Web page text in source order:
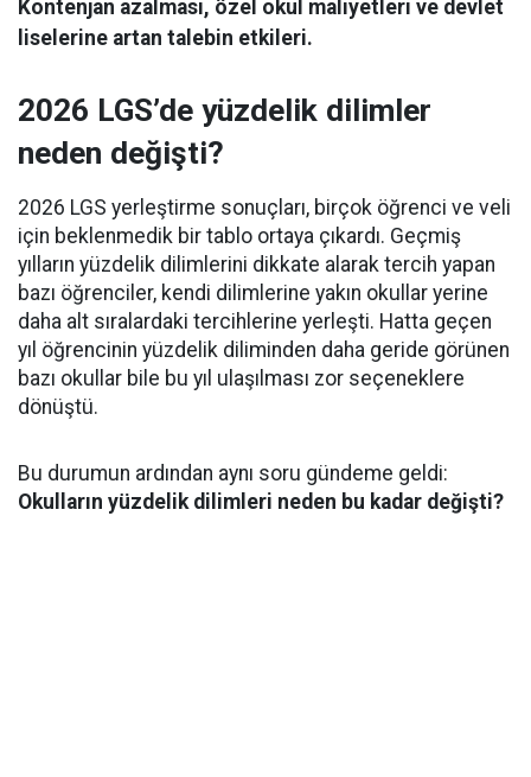
Kontenjan azalması, özel okul maliyetleri ve devlet
liselerine artan talebin etkileri.
2026 LGS’de yüzdelik dilimler
neden değişti?
2026 LGS yerleştirme sonuçları, birçok öğrenci ve veli
için beklenmedik bir tablo ortaya çıkardı. Geçmiş
yılların yüzdelik dilimlerini dikkate alarak tercih yapan
bazı öğrenciler, kendi dilimlerine yakın okullar yerine
daha alt sıralardaki tercihlerine yerleşti. Hatta geçen
yıl öğrencinin yüzdelik diliminden daha geride görünen
bazı okullar bile bu yıl ulaşılması zor seçeneklere
dönüştü.
Bu durumun ardından aynı soru gündeme geldi:
Okulların yüzdelik dilimleri neden bu kadar değişti?